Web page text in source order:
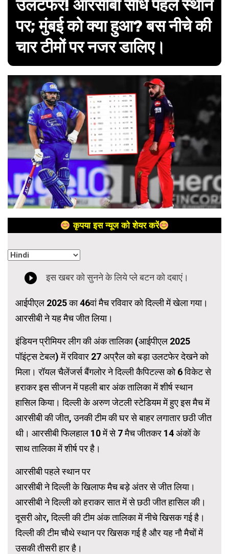
उलटफेर! आरसीबी सीधे पहले स्थान
पर; मुंबई को क्या हुआ? बस नीचे की
चार टीमों पर नजर डालिए।
कृपया इस न्यूज को शेयर करें
आईपीएल 2025 का 46वां मैच रविवार को दिल्ली में खेला गया।
आरसीबी ने यह मैच जीत लिया।
इंडियन प्रीमियर लीग की अंक तालिका (आईपीएल 2025
पॉइंट्स टेबल) में रविवार 27 अप्रैल को बड़ा उलटफेर देखने को
मिला। रॉयल चैलेंजर्स बैंगलोर ने दिल्ली कैपिटल्स को 6 विकेट से
हराकर इस सीजन में पहली बार अंक तालिका में शीर्ष स्थान
हासिल किया। दिल्ली के अरुण जेटली स्टेडियम में हुए इस मैच में
आरसीबी की जीत, उनकी टीम की घर से बाहर लगातार छठी जीत
थी। आरसीबी फिलहाल 10 में से 7 मैच जीतकर 14 अंकों के
साथ तालिका में शीर्ष पर है।
आरसीबी पहले स्थान पर
आरसीबी ने दिल्ली के खिलाफ मैच बड़े अंतर से जीत लिया।
आरसीबी ने दिल्ली को हराकर सात में से छठी जीत हासिल की।
दूसरी ओर, दिल्ली की टीम अंक तालिका में नीचे खिसक गई है।
दिल्ली की टीम चौथे स्थान पर खिसक गई है और यह नौ मैचों में
उसकी तीसरी हार है।